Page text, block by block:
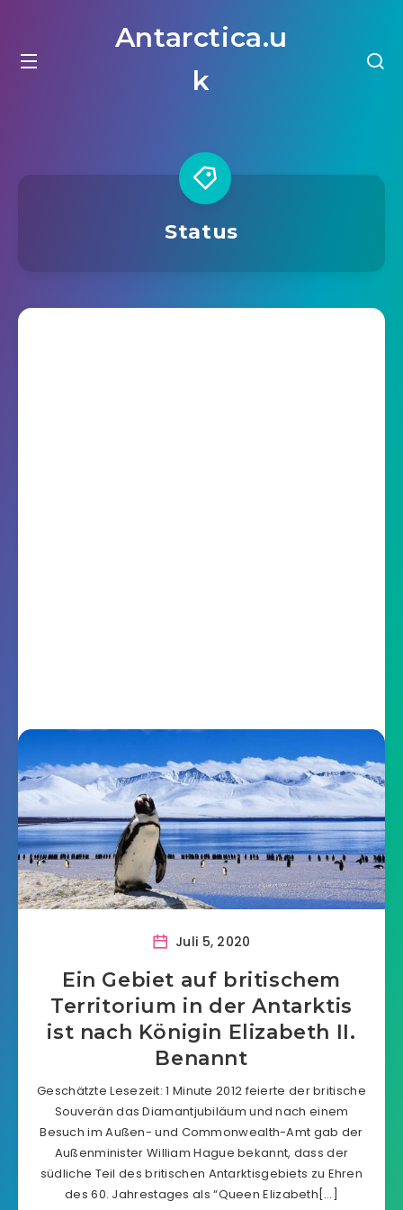
Antarctica.u
k
Status
Juli 5, 2020
Ein Gebiet auf britischem
Territorium in der Antarktis
ist nach Königin Elizabeth II.
Benannt
Geschätzte Lesezeit: 1 Minute 2012 feierte der britische
Souverän das Diamantjubiläum und nach einem
Besuch im Außen- und Commonwealth-Amt gab der
Außenminister William Hague bekannt, dass der
südliche Teil des britischen Antarktisgebiets zu Ehren
des 60. Jahrestages als “Queen Elizabeth[…]